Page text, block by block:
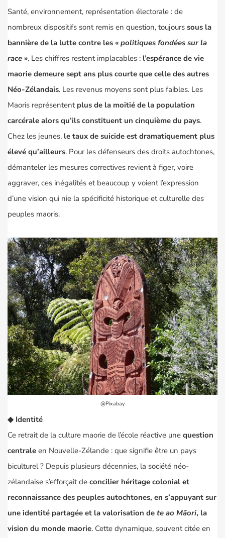
Santé, environnement, représentation électorale : de
nombreux dispositifs sont remis en question, toujours sous la
bannière de la lutte contre les « politiques fondées sur la
race ». Les chiffres restent implacables : l’espérance de vie
maorie demeure sept ans plus courte que celle des autres
Néo-Zélandais. Les revenus moyens sont plus faibles. Les
Maoris représentent plus de la moitié de la population
carcérale alors qu’ils constituent un cinquième du pays.
Chez les jeunes, le taux de suicide est dramatiquement plus
élevé qu’ailleurs. Pour les défenseurs des droits autochtones,
démanteler les mesures correctives revient à figer, voire
aggraver, ces inégalités et beaucoup y voient l’expression
d’une vision qui nie la spécificité historique et culturelle des
peuples maoris.
@Pixabay
◆ Identité
Ce retrait de la culture maorie de l’école réactive une question
centrale en Nouvelle-Zélande : que signifie être un pays
biculturel ? Depuis plusieurs décennies, la société néo-
zélandaise s’efforçait de concilier héritage colonial et
reconnaissance des peuples autochtones, en s’appuyant sur
une identité partagée et la valorisation de te ao Māori, la
vision du monde maorie. Cette dynamique, souvent citée en